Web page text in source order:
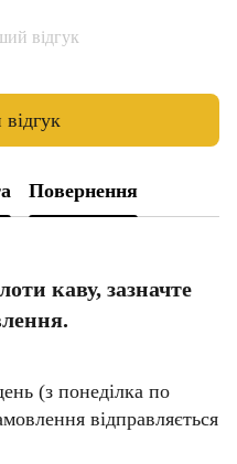
відгук
Повернення
каву, зазначте
(з понеділка по
відправляється